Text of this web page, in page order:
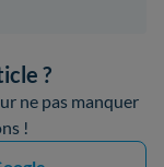
?
ne pas manquer
!